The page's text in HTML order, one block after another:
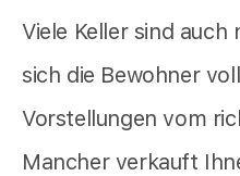
Viele Keller sind
sich die Bewohner
Vorstellungen vom
Mancher verkauft